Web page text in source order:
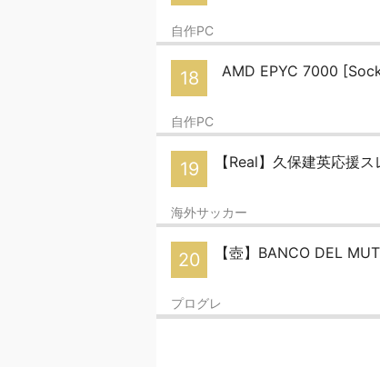
自作PC
18 AMD EPYC 7000
自作PC
19 【Real】久保建英応援
海外サッカー
20 【壺】BANCO DEL
プログレ